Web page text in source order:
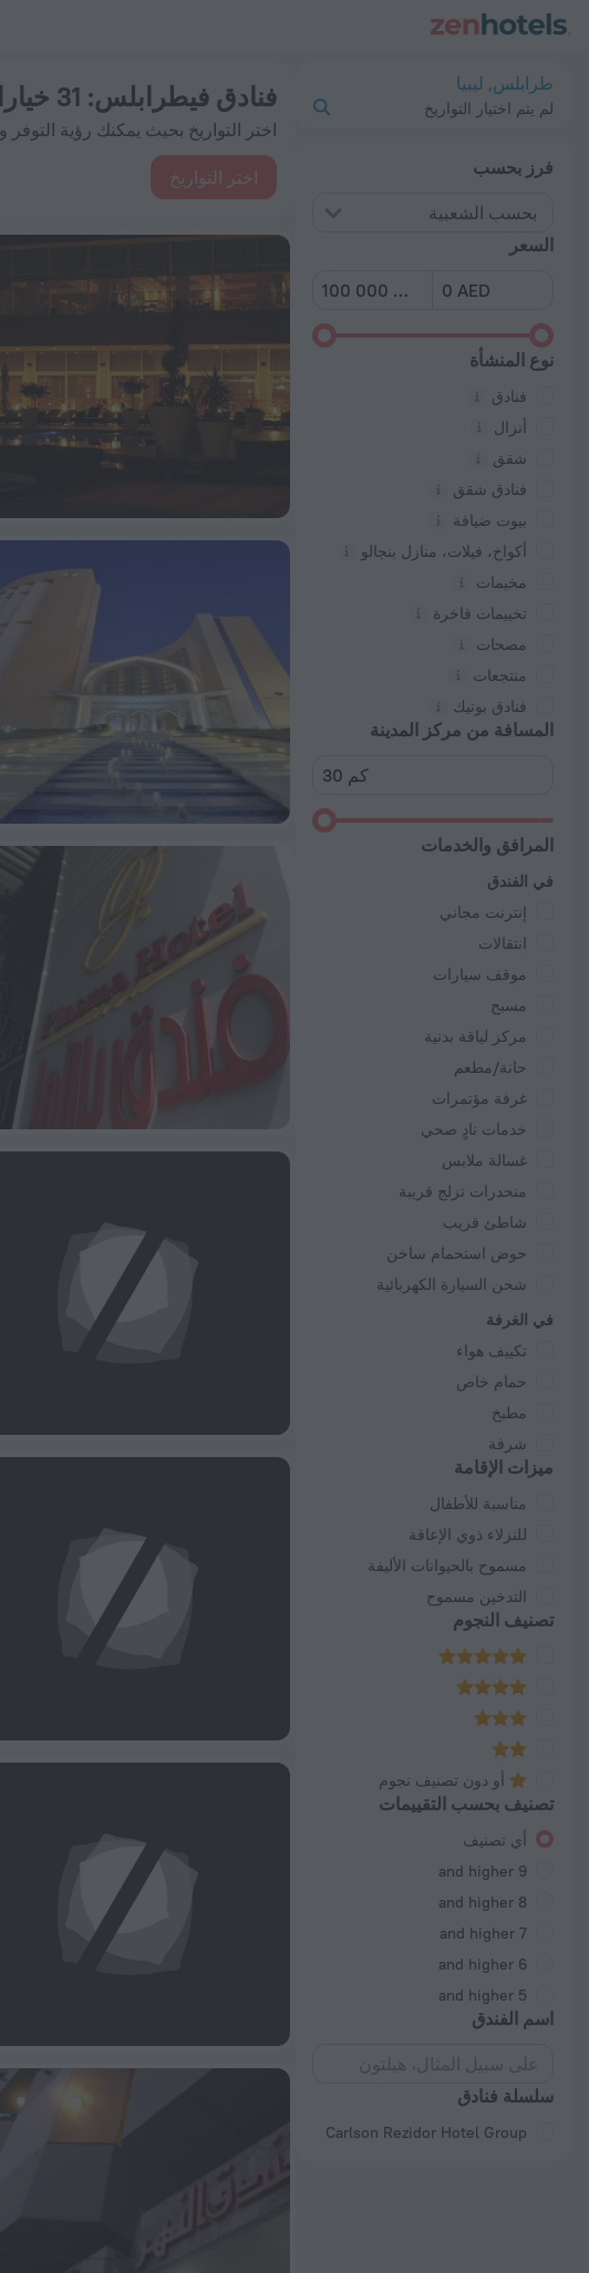
طرابلس, ليبيا
لم يتم اختيار التواريخ
فرز بحسب
بحسب الشعبية
السعر
نوع المنشأة
فنادق
أنزال
شقق
فنادق شقق
بيوت ضيافة
أكواخ، فيلات، منازل بنجالو
مخيمات
تخييمات فاخرة
مصحات
منتجعات
فنادق بوتيك
المسافة من مركز المدينة
المرافق والخدمات
في الفندق
إنترنت مجاني
انتقالات
موقف سيارات
مسبح
مركز لياقة بدنية
حانة/مطعم
غرفة مؤتمرات
خدمات نادٍ صحي
غسالة ملابس
منحدرات تزلج قريبة
شاطئ قريب
حوض استحمام ساخن
شحن السيارة الكهربائية
في الغرفة
تكييف هواء
حمام خاص
مطبخ
شرفة
ميزات الإقامة
مناسبة للأطفال
للنزلاء ذوي الإعاقة
مسموح بالحيوانات الأليفة
التدخين مسموح
تصنيف النجوم
أو دون تصنيف نجوم
تصنيف بحسب التقييمات
أي تصنيف
9 and higher
8 and higher
7 and higher
6 and higher
5 and higher
اسم الفندق
سلسلة فنادق
Carlson Rezidor Hotel Group
فنادق فيطرابلس: 31 خيارات متوفرين
اختر التواريخ بحيث يمكنك رؤية التوفر
اختر التواريخ
أفضل 20 فنادق فيطرابلس 2026 من د.إ. 489 - احجز الآن على ZenHotels.com